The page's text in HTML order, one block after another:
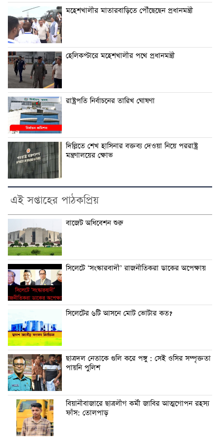
মহেশখালীর মাতারবাড়িতে পৌঁছেছেন প্রধানমন্ত্রী
হেলিকপ্টারে মহেশখালীর পথে প্রধানমন্ত্রী
রাষ্ট্রপতি নির্বাচনের তারিখ ঘোষণা
দিল্লিতে শেখ হাসিনার বক্তব্য দেওয়া নিয়ে পররাষ্ট্র
মন্ত্রণালয়ের ক্ষোভ
এই সপ্তাহের পাঠকপ্রিয়
বাজেট অধিবেশন শুরু
সিলেটে ‘সংস্কারবাদী’ রাজনীতিকরা ডাকের অপেক্ষায়
সিলেটের ৬টি আসনে মোট ভোটার কত?
ছাত্রদল নেতাকে গুলি করে পঙ্গু : সেই ওসির সম্পৃক্ততা
পায়নি পুলিশ
বিয়ানীবাজারে ছাত্রলীগ কর্মী জাবির আত্মগোপন রহস্য
ফাঁস: তোলপাড়